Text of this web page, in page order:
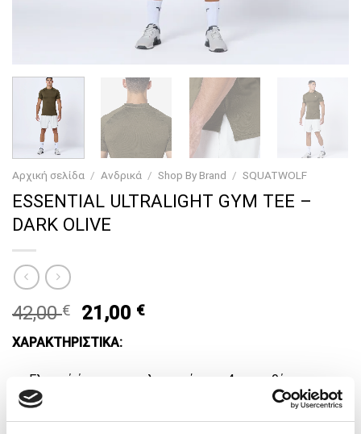
Αρχική σελίδα / Ανδρικά / Shop By Brand / SQUATWOLF
ESSENTIAL ULTRALIGHT GYM TEE –
DARK OLIVE
42,00€
Original
price
was:
42,00 €.
21,00 €Current
21,00 €.
ΧΑΡΑΚΤΗΡΙΣΤΙΚΑ:
Ελαφρύ ύφασμα με ελαστικότητα 4 κατευθύνσεων
Λαιμόκοψη